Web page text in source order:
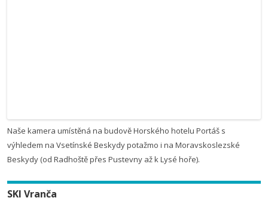
Naše kamera umístěná na budově Horského hotelu Portáš s
výhledem na Vsetínské Beskydy potažmo i na Moravskoslezské
Beskydy (od Radhoště přes Pustevny až k Lysé hoře).
SKI Vranča